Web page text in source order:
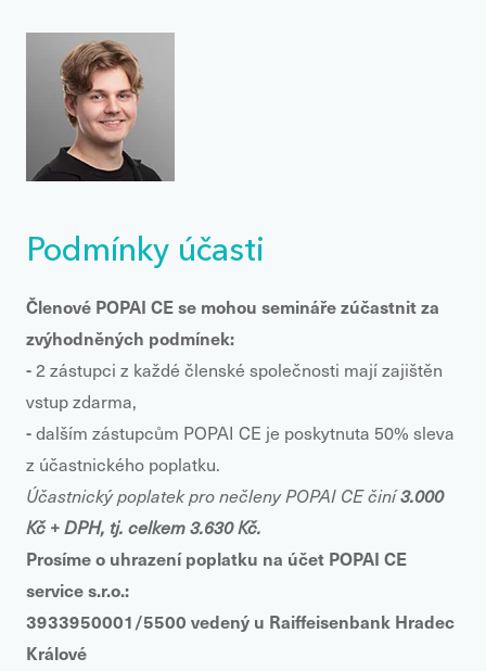
Podmínky účasti
Členové POPAI CE se mohou semináře zúčastnit za
zvýhodněných podmínek:
-2 zástupci z každé členské společnosti mají zajištěn
vstup zdarma,
-dalším zástupcům POPAI CE je poskytnuta 50% sleva
z účastnického poplatku.
Účastnický poplatek pro nečleny POPAI CE činí3.000
Kč + DPH, tj. celkem 3.630 Kč.
Prosíme o uhrazení poplatku na účet POPAI CE
service s.r.o.:
3933950001/5500 vedený u Raiffeisenbank Hradec
Králové